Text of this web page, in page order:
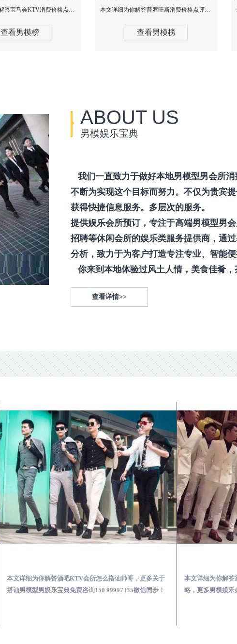
本文详细为你解答宝马会KTV消费价格点评，更多关于KTV男模小费价格哪家便宜免费咨询150 99997335微信同步！
查看男模榜
本文详细为你解答普罗旺斯消费价格点评，更多关于那个KTV酒吧找男模帅哥最多免费咨询150 99997335微信同步！
查看男模榜
ABOUT US
男模娱乐宝典
我们一直致力于做好本地男模型男会所
不断为实现这个目标而努力。不仅为贵宾
获得快捷信息服务。多层次的服务。
提供娱乐会所预订，专注于高端男模型男
招聘等休闲会所的娱乐类服务提供商，通
分析，致力于为客户打造专注专业、智能便
你来到本地体验过风土人情，美食佳肴，
查看详情>>
本文详细为你解答酒吧KTV会所怎么搭讪帅哥，更多关于
搭讪男模型男娱乐宝典免费咨询150 99997335微信同步！
本文详细为你解答
略，更多男模娱乐